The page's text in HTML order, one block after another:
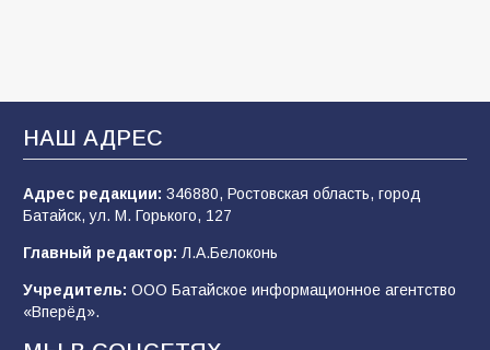
В Батайске продолжаются дорожные работы
106 04.08.2026
после выборов: в Госдуме дали ответ
105 06.08.2026
НАШ АДРЕС
Адрес редакции: 346880, Ростовская область, город
Батайск, ул. М. Горького, 127
Главный редактор: Л.А.Белоконь
Учредитель: ООО Батайское информационное агентство
«Вперёд».